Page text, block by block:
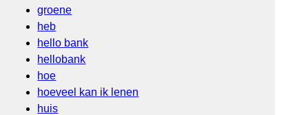
groene
heb
hello bank
hellobank
hoe
hoeveel kan ik lenen
huis